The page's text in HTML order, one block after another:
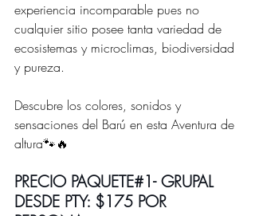
experiencia incomparable pues no
cualquier sitio posee tanta variedad de
ecosistemas y microclimas, biodiversidad
y pureza.
Descubre los colores, sonidos y
sensaciones del Barú en esta Aventura de
altura🐾🔥
PRECIO PAQUETE#1- GRUPAL
DESDE PTY: $175 POR